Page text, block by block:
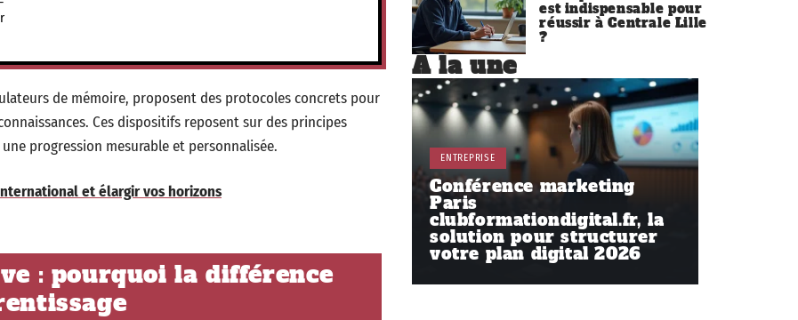
de mémoire, proposent des protocoles concrets pour
Ces dispositifs reposent sur des principes
progression mesurable et personnalisée.
et élargir vos horizons
: pourquoi la différence
est indispensable pour
réussir à Centrale Lille
?
À la une
ENTREPRISE
Conférence marketing
Paris
clubformationdigital.fr, la
solution pour structurer
votre plan digital 2026